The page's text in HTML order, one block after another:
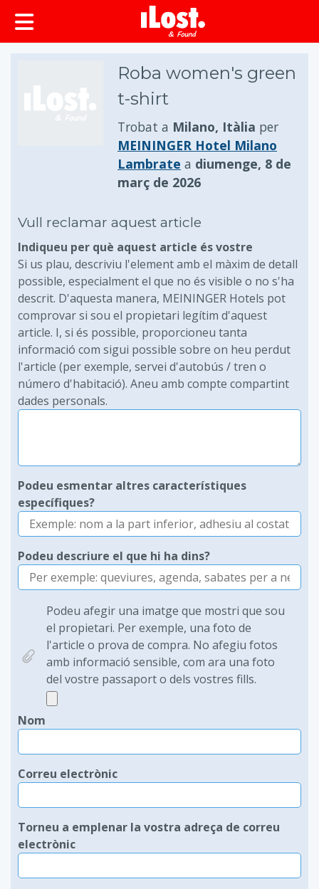
principal
Roba women's green
t-shirt
Trobat a Milano, Itàlia per
MEININGER Hotel Milano
Lambrate a diumenge, 8 de
març de 2026
Vull reclamar aquest article
Indiqueu per què aquest article és vostre
Si us plau, descriviu l'element amb el màxim de detall
possible, especialment el que no és visible o no s'ha
descrit. D'aquesta manera, MEININGER Hotels pot
comprovar si sou el propietari legítim d'aquest
article. I, si és possible, proporcioneu tanta
informació com sigui possible sobre on heu perdut
l'article (per exemple, servei d'autobús / tren o
número d'habitació). Aneu amb compte compartint
dades personals.
Podeu esmentar altres característiques
específiques?
Podeu descriure el que hi ha dins?
Podeu afegir una imatge que mostri que sou
el propietari. Per exemple, una foto de
l'article o prova de compra. No afegiu fotos
amb informació sensible, com ara una foto
del vostre passaport o dels vostres fills.
Nom
Correu electrònic
Torneu a emplenar la vostra adreça de correu
electrònic